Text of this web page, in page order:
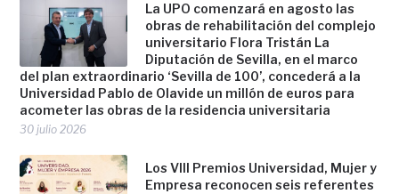
La UPO comenzará en agosto las
obras de rehabilitación del complejo
universitario Flora Tristán La
Diputación de Sevilla, en el marco
del plan extraordinario ‘Sevilla de 100’, concederá a la
Universidad Pablo de Olavide un millón de euros para
acometer las obras de la residencia universitaria
30 julio 2026
Los VIII Premios Universidad, Mujer y
Empresa reconocen seis referentes